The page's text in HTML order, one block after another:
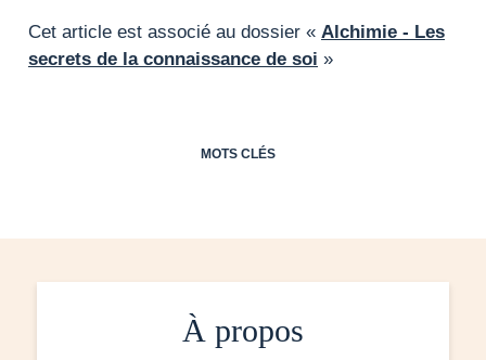
Cet article est associé au dossier « Alchimie - Les
secrets de la connaissance de soi »
MOTS CLÉS
À propos